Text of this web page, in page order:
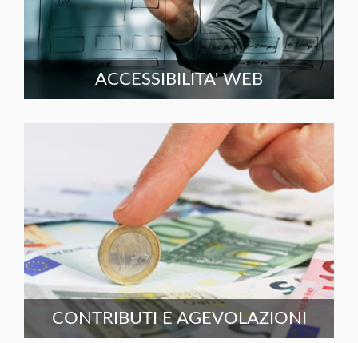
ACCESSIBILITA' WEB
CONTRIBUTI E AGEVOLAZIONI